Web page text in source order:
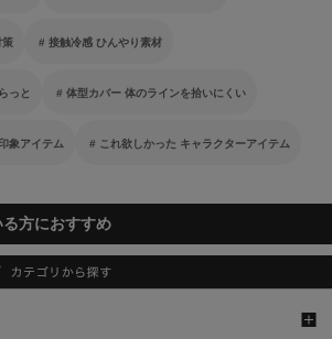
策 接触冷感 ひんやり素材
っと 体型カバー 体のラインを拾いにくい
象アイテム これ欲しかった キャラクターアイテム
方におすすめ